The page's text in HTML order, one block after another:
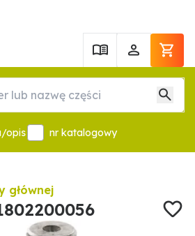
opis nr katalogowy
głównej